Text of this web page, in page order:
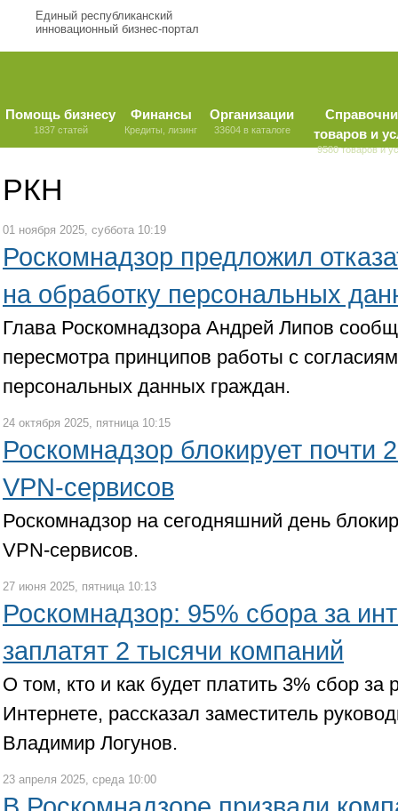
Единый республиканский
инновационный бизнес-портал
Помощь бизнесу
1837 статей
Финансы
Кредиты, лизинг
Организации
33604 в каталоге
товаров и
9580 товаров и
РКН
01 ноября 2025, суббота 10:19
Роскомнадзор предложил
на обработку персональных
Глава Роскомнадзора Андрей Липов
пересмотра принципов работы с
персональных данных граждан.
24 октября 2025, пятница 10:15
Роскомнадзор блокирует почти
VPN-сервисов
Роскомнадзор на сегодняшний день
VPN-сервисов.
27 июня 2025, пятница 10:13
Роскомнадзор: 95% сбора за
заплатят 2 тысячи компаний
О том, кто и как будет платить 3% сбор
Интернете, рассказал заместитель
Владимир Логунов.
23 апреля 2025, среда 10:00